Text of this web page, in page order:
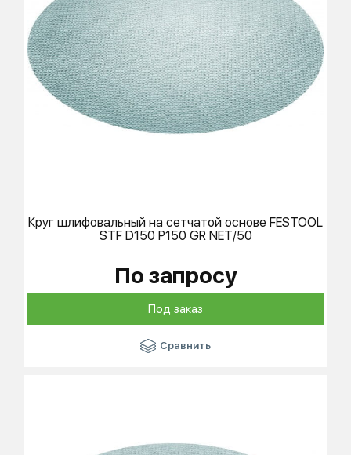
Круг шлифовальный на сетчатой основе FESTOOL
STF D150 P150 GR NET/50
По запросу
Под заказ
Сравнить